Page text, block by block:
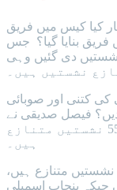
کیا کیس میں فریق
بنایا گیا؟ جس
دی گئیں وہی
کتنی اور صوبائی
فیصل صدیقی نے
بتایا قومی اسمبلی کی 22 اور صوبائی کی 55 نشستیں متنازع
ہیں۔
وکیل فیصل صدیقی نے بتایا کہ سندھ میں 2 نشستیں متنازع ہیں،
جبکہ پنجاب اسمبلی